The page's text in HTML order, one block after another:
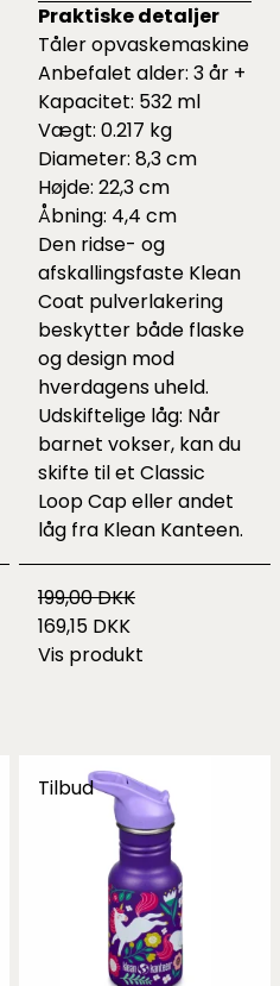
Praktiske detaljer
Tåler opvaskemaskine
Anbefalet alder: 3 år +
Kapacitet: 532 ml
Vægt: 0.217 kg
Diameter: 8,3 cm
Højde: 22,3 cm
Åbning: 4,4 cm
Den ridse- og
afskallingsfaste Klean
Coat pulverlakering
beskytter både flaske
og design mod
hverdagens uheld.
Udskiftelige låg: Når
barnet vokser, kan du
skifte til et Classic
Loop Cap eller andet
låg fra Klean Kanteen.
199,00 DKK
169,15 DKK
Vis produkt
Tilbud